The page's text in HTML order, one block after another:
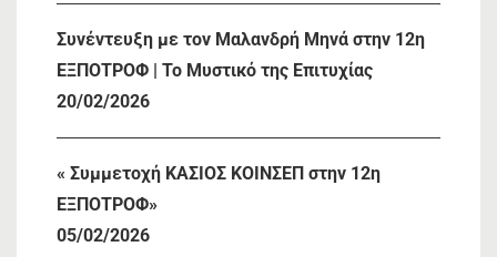
Συνέντευξη με τον Μαλανδρή Μηνά στην 12η
ΕΞΠΟΤΡΟΦ | Το Μυστικό της Επιτυχίας
20/02/2026
« Συμμετοχή ΚΑΣΙΟΣ ΚΟΙΝΣΕΠ στην 12η
ΕΞΠΟΤΡΟΦ»
05/02/2026